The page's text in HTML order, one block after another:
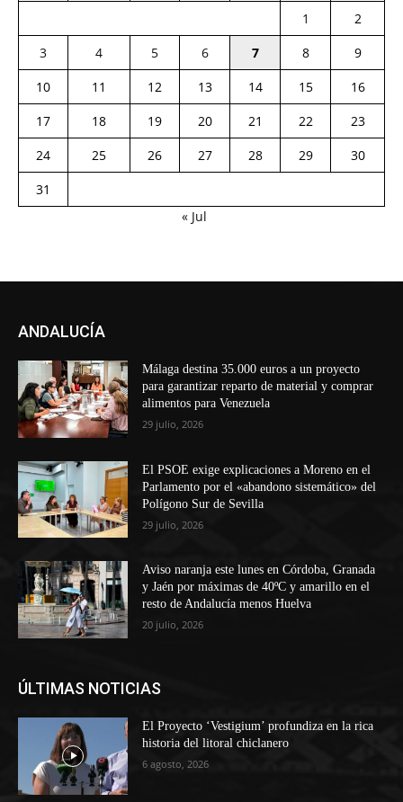
1
2
3
4 5 6 7 8
9
10
11 12 13 14 15
16
17
18 19 20 21 22
23
24
25 26 27 28 29
30
31
« Jul
ANDALUCÍA
Málaga destina 35.000 euros a un proyecto
para garantizar reparto de material y comprar
alimentos para Venezuela
29 julio, 2026
El PSOE exige explicaciones a Moreno en el
Parlamento por el «abandono sistemático» del
Polígono Sur de Sevilla
29 julio, 2026
Aviso naranja este lunes en Córdoba, Granada
y Jaén por máximas de 40ºC y amarillo en el
resto de Andalucía menos Huelva
20 julio, 2026
ÚLTIMAS NOTICIAS
El Proyecto ‘Vestigium’ profundiza en la rica
historia del litoral chiclanero
6 agosto, 2026